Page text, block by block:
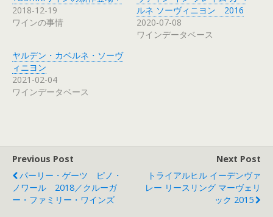
2018-12-19
ワインの事情
ルネ ソーヴィニヨン 2016
2020-07-08
ワインデータベース
ヤルデン・カベルネ・ソーヴ
ィニヨン
2021-02-04
ワインデータベース
Previous Post
パーリー・ゲーツ ピノ・
ノワール 2018／クルーガ
ー・ファミリー・ワインズ
Next Post
トライアルヒル イーデンヴァ
レー リースリング マーヴェリ
ック 2015